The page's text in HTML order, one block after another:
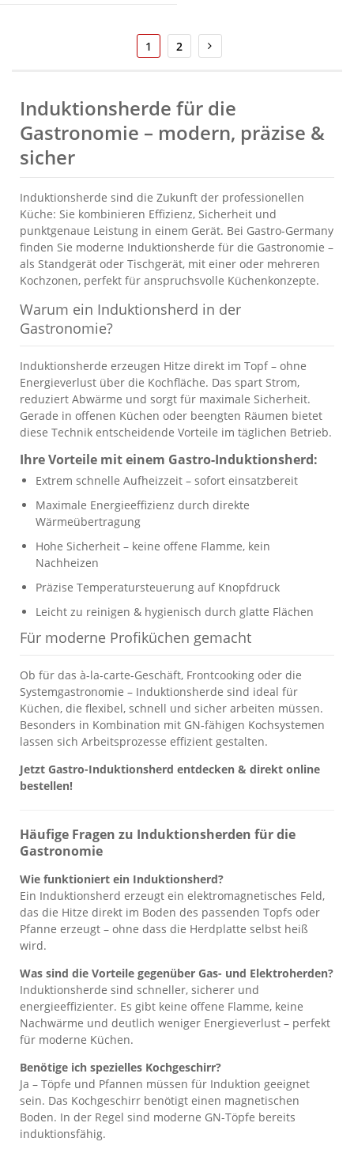
Seite
Sie
lesen
gerade
1 Seite
2 Seite
Weiter
Induktionsherde für die
Gastronomie – modern, präzise &
sicher
Induktionsherde sind die Zukunft der professionellen
Küche: Sie kombinieren Effizienz, Sicherheit und
punktgenaue Leistung in einem Gerät. Bei Gastro-Germany
finden Sie moderne Induktionsherde für die Gastronomie –
als Standgerät oder Tischgerät, mit einer oder mehreren
Kochzonen, perfekt für anspruchsvolle Küchenkonzepte.
Warum ein Induktionsherd in der
Gastronomie?
Induktionsherde erzeugen Hitze direkt im Topf – ohne
Energieverlust über die Kochfläche. Das spart Strom,
reduziert Abwärme und sorgt für maximale Sicherheit.
Gerade in offenen Küchen oder beengten Räumen bietet
diese Technik entscheidende Vorteile im täglichen Betrieb.
Ihre Vorteile mit einem Gastro-Induktionsherd:
Extrem schnelle Aufheizzeit – sofort einsatzbereit
Maximale Energieeffizienz durch direkte
Wärmeübertragung
Hohe Sicherheit – keine offene Flamme, kein
Nachheizen
Präzise Temperatursteuerung auf Knopfdruck
Leicht zu reinigen & hygienisch durch glatte Flächen
Für moderne Profiküchen gemacht
Ob für das à-la-carte-Geschäft, Frontcooking oder die
Systemgastronomie – Induktionsherde sind ideal für
Küchen, die flexibel, schnell und sicher arbeiten müssen.
Besonders in Kombination mit GN-fähigen Kochsystemen
lassen sich Arbeitsprozesse effizient gestalten.
Jetzt Gastro-Induktionsherd entdecken & direkt online
bestellen!
Häufige Fragen zu Induktionsherden für die
Gastronomie
Wie funktioniert ein Induktionsherd?
Ein Induktionsherd erzeugt ein elektromagnetisches Feld,
das die Hitze direkt im Boden des passenden Topfs oder
Pfanne erzeugt – ohne dass die Herdplatte selbst heiß
wird.
Was sind die Vorteile gegenüber Gas- und Elektroherden?
Induktionsherde sind schneller, sicherer und
energieeffizienter. Es gibt keine offene Flamme, keine
Nachwärme und deutlich weniger Energieverlust – perfekt
für moderne Küchen.
Benötige ich spezielles Kochgeschirr?
Ja – Töpfe und Pfannen müssen für Induktion geeignet
sein. Das Kochgeschirr benötigt einen magnetischen
Boden. In der Regel sind moderne GN-Töpfe bereits
induktionsfähig.